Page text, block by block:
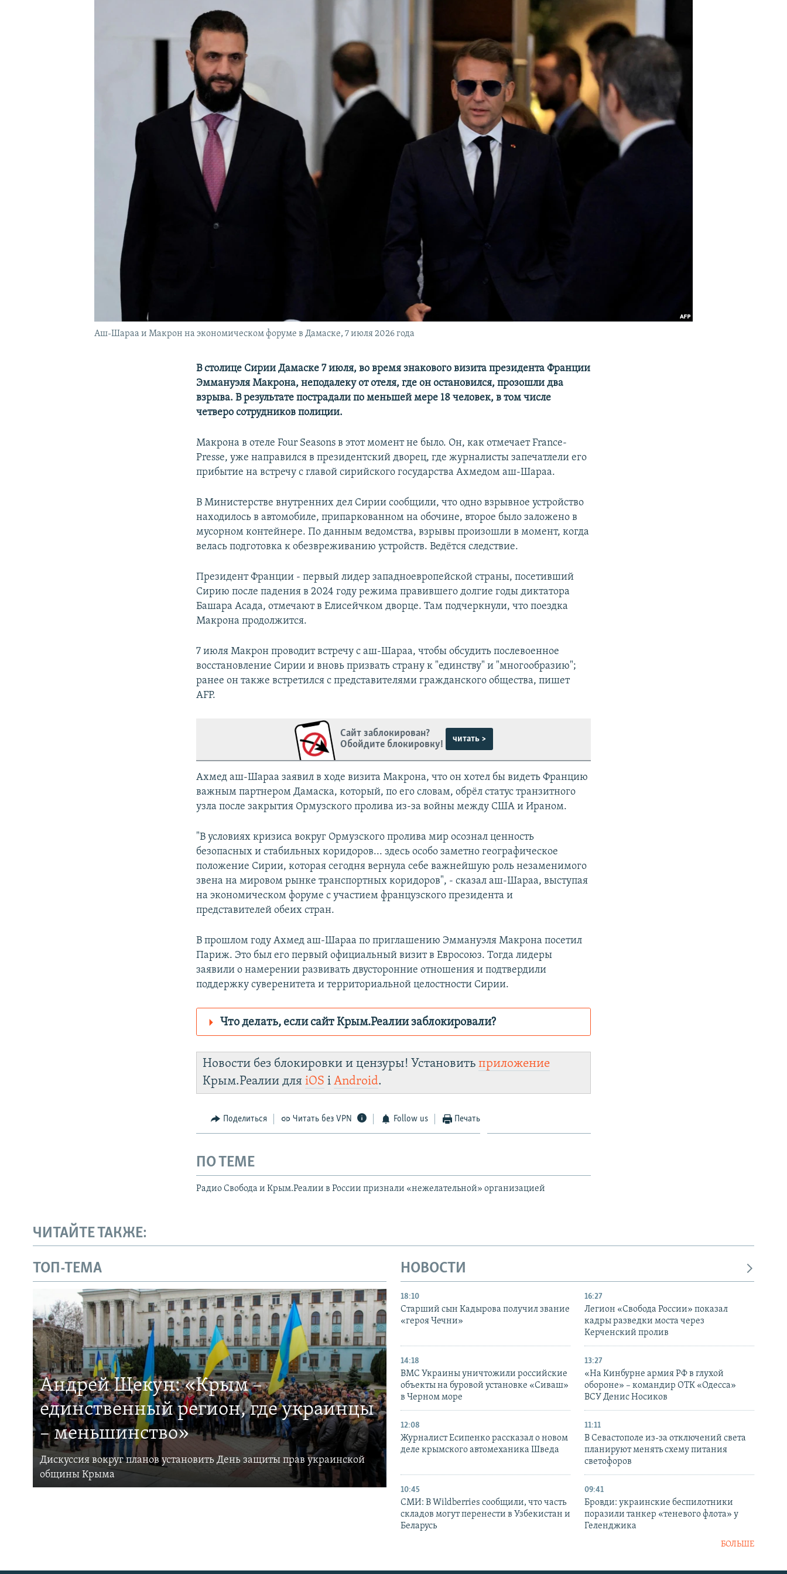
Аш-Шараа и Макрон на экономическом форуме в Дамаске, 7 июля 2026 года
В столице Сирии Дамаске 7 июля, во время знакового визита президента Франции
Эммануэля Макрона, неподалеку от отеля, где он остановился, прозошли два
взрыва. В результате пострадали по меньшей мере 18 человек, в том числе
четверо сотрудников полиции.
Макрона в отеле Four Seasons в этот момент не было. Он, как отмечает France-
Presse, уже направился в президентский дворец, где журналисты запечатлели его
прибытие на встречу с главой сирийского государства Ахмедом аш-Шараа.
В Министерстве внутренних дел Сирии сообщили, что одно взрывное устройство
находилось в автомобиле, припаркованном на обочине, второе было заложено в
мусорном контейнере. По данным ведомства, взрывы произошли в момент, когда
велась подготовка к обезвреживанию устройств. Ведётся следствие.
Президент Франции - первый лидер западноевропейской страны, посетивший
Сирию после падения в 2024 году режима правившего долгие годы диктатора
Башара Асада, отмечают в Елисейчком дворце. Там подчеркнули, что поездка
Макрона продолжится.
7 июля Макрон проводит встречу с аш-Шараа, чтобы обсудить послевоенное
восстановление Сирии и вновь призвать страну к "единству" и "многообразию";
ранее он также встретился с представителями гражданского общества, пишет
AFP.
Сайт заблокирован?
Обойдите блокировку!
читать >
Ахмед аш-Шараа заявил в ходе визита Макрона, что он хотел бы видеть Францию
важным партнером Дамаска, который, по его словам, обрёл статус транзитного
узла после закрытия Ормузского пролива из-за войны между США и Ираном.
"В условиях кризиса вокруг Ормузского пролива мир осознал ценность
безопасных и стабильных коридоров... здесь особо заметно географическое
положение Сирии, которая сегодня вернула себе важнейшую роль незаменимого
звена на мировом рынке транспортных коридоров", - сказал аш-Шараа, выступая
на экономическом форуме с участием французского президента и
представителей обеих стран.
В прошлом году Ахмед аш-Шараа по приглашению Эммануэля Макрона посетил
Париж. Это был его первый официальный визит в Евросоюз. Тогда лидеры
заявили о намерении развивать двусторонние отношения и подтвердили
поддержку суверенитета и территориальной целостности Сирии.
Что делать, если сайт Крым.Реалии заблокировали?
https://smarturl.click/zYdJA
Telegram
Instagram
Viber Крым.Реалии
Новости без блокировки и цензуры! Установитьприложение
Крым.Реалии дляiOS іAndroid.
Поделиться Читать без VPN Follow us Печать
ПО ТЕМЕ
Радио Свобода и Крым.Реалии в России признали «нежелательной» организацией
ЧИТАЙТЕ ТАКЖЕ:
ТОП-ТЕМА
Андрей Щекун: «Крым –
единственный регион, где украинцы
– меньшинство»
Дискуссия вокруг планов установить День защиты прав украинской
общины Крыма
НОВОСТИ
18:10
Старший сын Кадырова получил звание
«героя Чечни»
16:27
Легион «Свобода России» показал
кадры разведки моста через
Керченский пролив
14:18
ВМС Украины уничтожили российские
объекты на буровой установке «Сиваш»
в Черном море
13:27
«На Кинбурне армия РФ в глухой
обороне» – командир ОТК «Одесса»
ВСУ Денис Носиков
12:08
Журналист Есипенко рассказал о новом
деле крымского автомеханика Шведа
11:11
В Севастополе из-за отключений света
планируют менять схему питания
светофоров
10:45
СМИ: В Wildberries сообщили, что часть
складов могут перенести в Узбекистан и
Беларусь
09:41
Бровди: украинские беспилотники
поразили танкер «теневого флота» у
Геленджика
БОЛЬШЕ